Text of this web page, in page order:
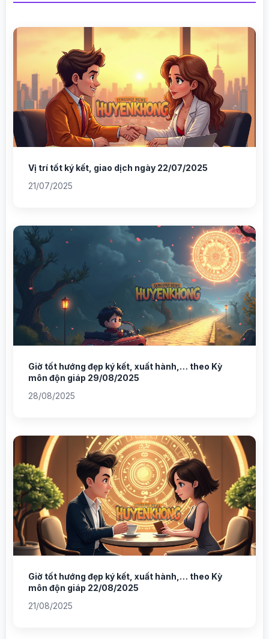
Vị trí tốt ký kết, giao dịch ngày 22/07/2025
21/07/2025
Giờ tốt hướng đẹp ký kết, xuất hành,… theo Kỳ
môn độn giáp 29/08/2025
28/08/2025
Giờ tốt hướng đẹp ký kết, xuất hành,… theo Kỳ
môn độn giáp 22/08/2025
21/08/2025